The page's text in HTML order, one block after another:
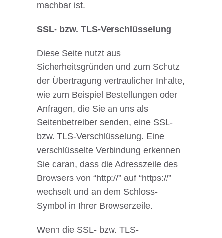
machbar ist.
SSL- bzw. TLS-Verschlüsselung
Diese Seite nutzt aus
Sicherheitsgründen und zum Schutz
der Übertragung vertraulicher Inhalte,
wie zum Beispiel Bestellungen oder
Anfragen, die Sie an uns als
Seitenbetreiber senden, eine SSL-
bzw. TLS-Verschlüsselung. Eine
verschlüsselte Verbindung erkennen
Sie daran, dass die Adresszeile des
Browsers von “http://” auf “https://”
wechselt und an dem Schloss-
Symbol in Ihrer Browserzeile.
Wenn die SSL- bzw. TLS-